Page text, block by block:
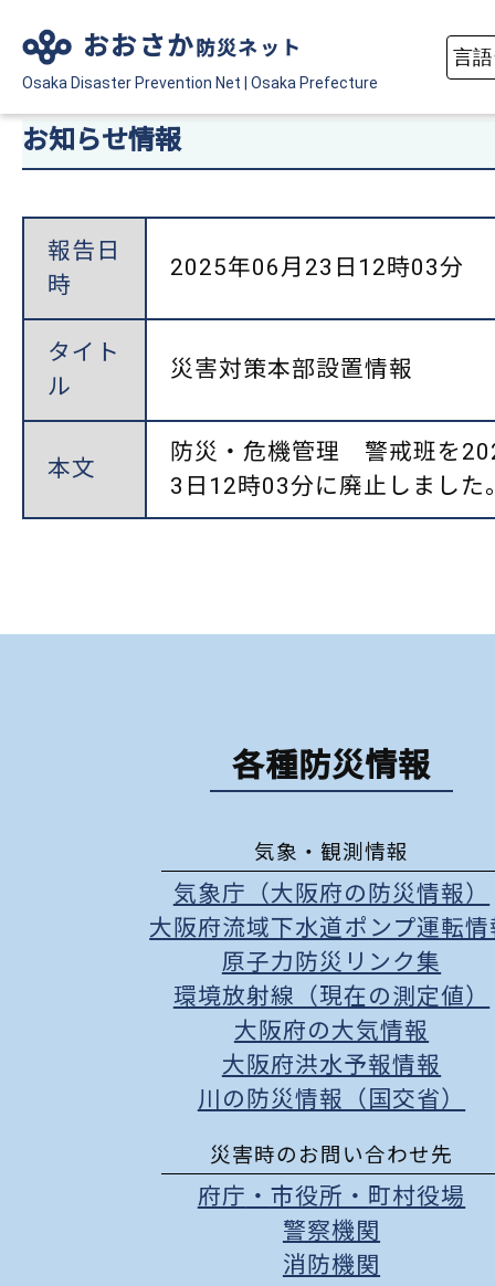
おおさか 防災ネット
Osaka Disaster Prevention Net Osaka Prefecture
お知らせ情報
報告日
時
2025年06月23日12時03分
タイト
ル
災害対策本部設置情報
本文
防災・危機管理 警戒班を
3日12時03分に廃止しました
各種防災情報
気象・観測情報
気象庁（大阪府の防災情報）
大阪府流域下水道ポンプ運転情
原子力防災リンク集
環境放射線（現在の測定値）
大阪府の大気情報
大阪府洪水予報情報
川の防災情報（国交省）
災害時のお問い合わせ先
府庁 ・ 市役所 ・ 町村役場
警察機関
消防機関